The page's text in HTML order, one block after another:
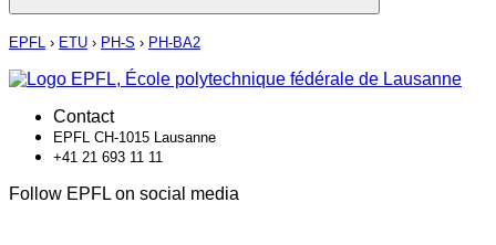
EPFL › ETU › PH-S › PH-BA2
Contact
EPFL CH-1015 Lausanne
+41 21 693 11 11
Follow EPFL on social media